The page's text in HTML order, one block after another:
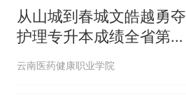
从山城到春城文皓越勇夺
护理专升本成绩全省第一
上岸昆明医科大学
云南医药健康职业学院